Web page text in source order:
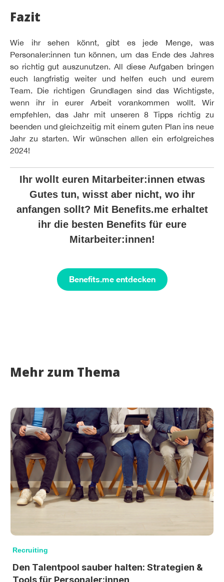
Fazit
Wie ihr sehen könnt, gibt es jede Menge, was
Personaler:innen tun können, um das Ende des Jahres
so richtig gut auszunutzen. All diese Aufgaben bringen
euch langfristig weiter und helfen euch und eurem
Team. Die richtigen Grundlagen sind das Wichtigste,
wenn ihr in eurer Arbeit vorankommen wollt. Wir
empfehlen, das Jahr mit unseren 8 Tipps richtig zu
beenden und gleichzeitig mit einem guten Plan ins neue
Jahr zu starten. Wir wünschen allen ein erfolgreiches
2024!
Ihr wollt euren Mitarbeiter:innen etwas
Gutes tun, wisst aber nicht, wo ihr
anfangen sollt? Mit Benefits.me erhaltet
ihr die besten Benefits für eure
Mitarbeiter:innen!
Benefits.me entdecken
Mehr zum Thema
Recruiting
Den Talentpool sauber halten: Strategien &
Tools für Personaler:innen